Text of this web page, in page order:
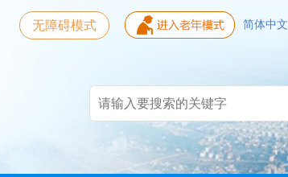
简体中文
无障碍模式